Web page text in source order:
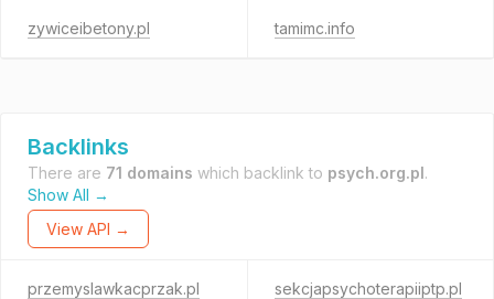
zywiceibetony.pl tamimc.info
Backlinks
There are 71 domains which backlink to psych.org.pl.
Show All →
View API →
przemyslawkacprzak.pl sekcjapsychoterapiiptp.pl